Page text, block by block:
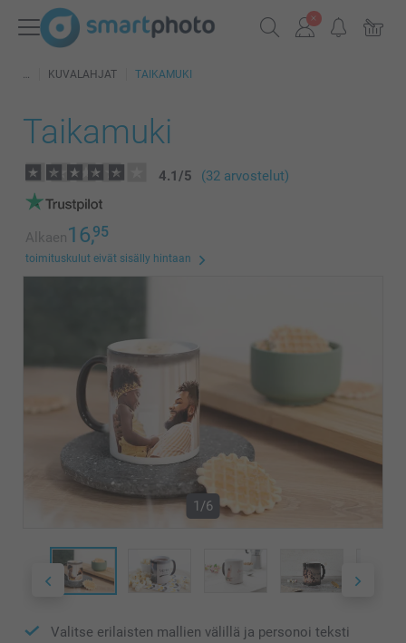
KUVALAHJAT TAIKAMUKI
Taikamuki
4.1/5 (32 arvostelut)
Alkaen16,95
toimituskulut eivät sisälly hintaan
1/6
Valitse erilaisten mallien välillä ja personoi teksti